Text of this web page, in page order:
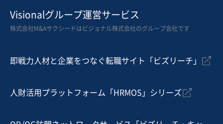
Visionalグループ運営サービス
株式会社M&Aサクシードはビジョナル株式会社のグループ会社です
即戦力人材と企業をつなぐ転職サイト「ビズリーチ」
人財活用プラットフォーム「HRMOS」シリーズ